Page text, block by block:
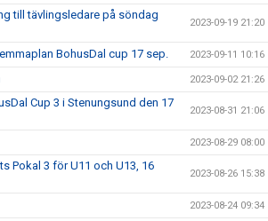
till tävlingsledare på söndag
2023-09-19 21:20
BohusDal cup 17 sep. 2023-09-11 10:16
2023-09-02 21:26
Cup 3 i Stenungsund den 17
2023-08-31 21:06
2023-08-29 08:00
Pokal 3 för U11 och U13, 16
2023-08-26 15:38
2023-08-24 09:34